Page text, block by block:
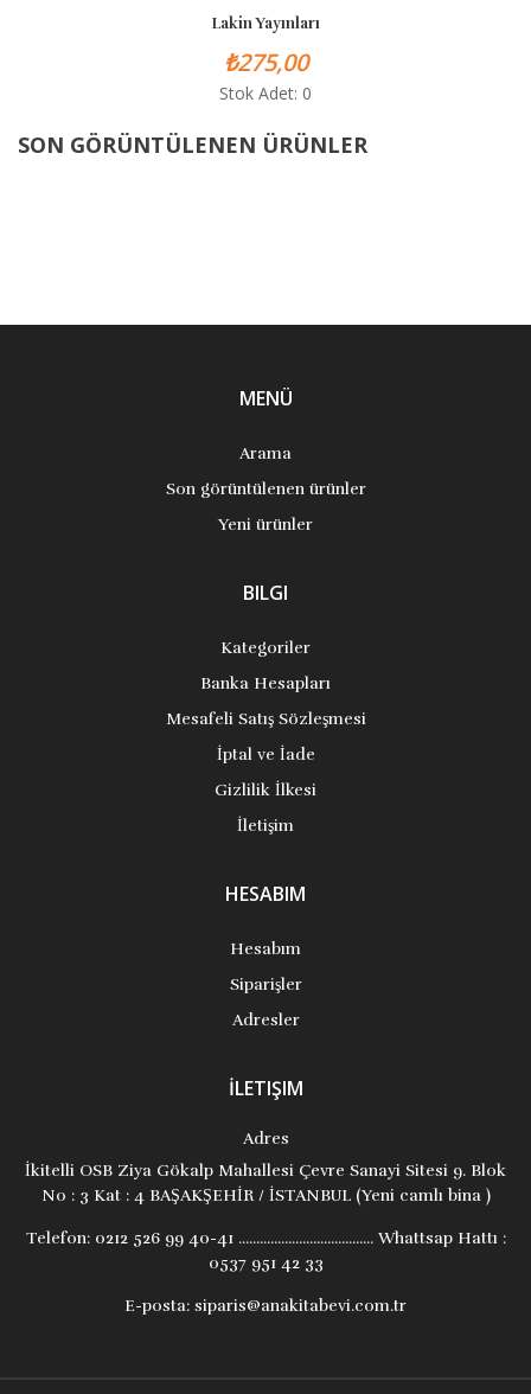
Lakin Yayınları
₺275,00
Stok Adet: 0
SON GÖRÜNTÜLENEN ÜRÜNLER
MENÜ
Arama
Son görüntülenen ürünler
Yeni ürünler
BILGI
Kategoriler
Banka Hesapları
Mesafeli Satış Sözleşmesi
İptal ve İade
Gizlilik İlkesi
İletişim
HESABIM
Hesabım
Siparişler
Adresler
İLETIŞIM
Adres
İkitelli OSB Ziya Gökalp Mahallesi Çevre Sanayi Sitesi 9. Blok
No : 3 Kat : 4 BAŞAKŞEHİR / İSTANBUL (Yeni camlı bina )
Telefon:0212 526 99 40-41 ...................................... Whattsap Hattı :
0537 951 42 33
E-posta: siparis@anakitabevi.com.tr